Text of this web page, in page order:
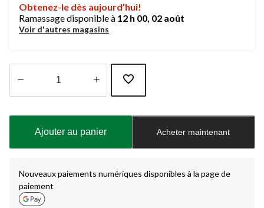
Obtenez-le dès aujourd’hui!
Ramassage disponible à 12 h 00, 02 août
Voir d'autres magasins
à
Ajouter au panier Acheter maintenant
Nouveaux paiements numériques disponibles à la page de
paiement